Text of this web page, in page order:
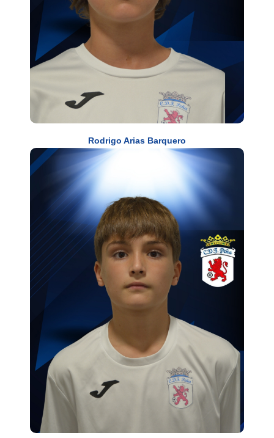
Rodrigo Arias Barquero